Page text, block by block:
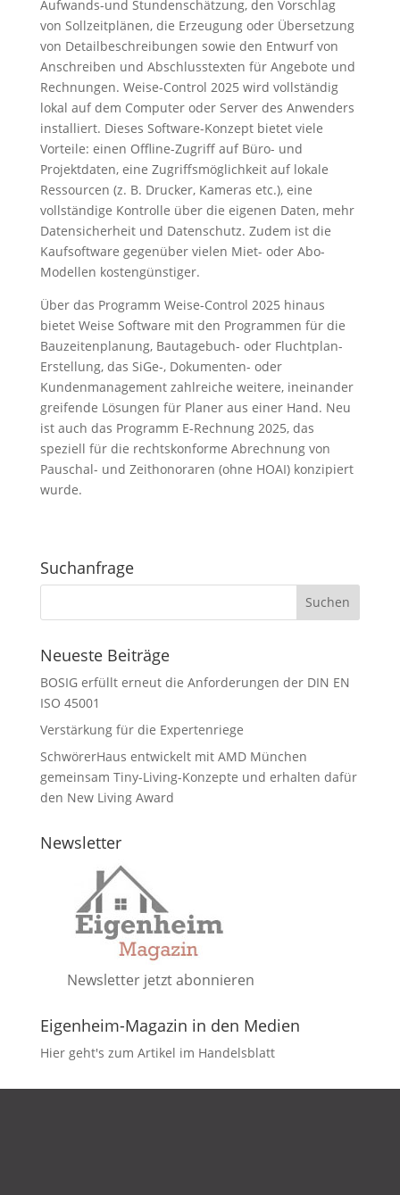
Aufwands-und Stundenschätzung, den Vorschlag
von Sollzeitplänen, die Erzeugung oder Übersetzung
von Detailbeschreibungen sowie den Entwurf von
Anschreiben und Abschlusstexten für Angebote und
Rechnungen. Weise-Control 2025 wird vollständig
lokal auf dem Computer oder Server des Anwenders
installiert. Dieses Software-Konzept bietet viele
Vorteile: einen Offline-Zugriff auf Büro- und
Projektdaten, eine Zugriffsmöglichkeit auf lokale
Ressourcen (z. B. Drucker, Kameras etc.), eine
vollständige Kontrolle über die eigenen Daten, mehr
Datensicherheit und Datenschutz. Zudem ist die
Kaufsoftware gegenüber vielen Miet- oder Abo-
Modellen kostengünstiger.
Über das Programm Weise-Control 2025 hinaus
bietet Weise Software mit den Programmen für die
Bauzeitenplanung, Bautagebuch- oder Fluchtplan-
Erstellung, das SiGe-, Dokumenten- oder
Kundenmanagement zahlreiche weitere, ineinander
greifende Lösungen für Planer aus einer Hand. Neu
ist auch das Programm E-Rechnung 2025, das
speziell für die rechtskonforme Abrechnung von
Pauschal- und Zeithonoraren (ohne HOAI) konzipiert
wurde.
Suchanfrage
Neueste Beiträge
BOSIG erfüllt erneut die Anforderungen der DIN EN
ISO 45001
Verstärkung für die Expertenriege
SchwörerHaus entwickelt mit AMD München
gemeinsam Tiny-Living-Konzepte und erhalten dafür
den New Living Award
Newsletter
Newsletter jetzt abonnieren
Eigenheim-Magazin in den Medien
Hier geht's zum Artikel im Handelsblatt
DATENSCHUTZ